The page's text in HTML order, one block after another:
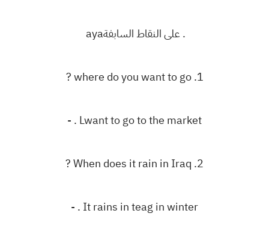
‎? where do you want to go .1
‎. Lwant to go to the market -
‎? When does it rain in Iraq .2
‎. It rains in teag in winter -